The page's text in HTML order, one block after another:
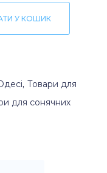
У КОШИК
, Товари для
для сонячних